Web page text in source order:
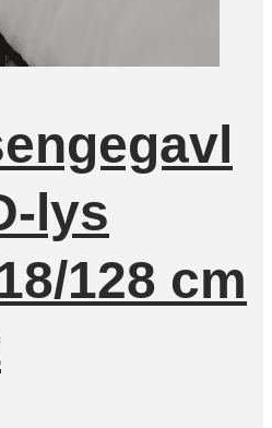
lys
128 cm